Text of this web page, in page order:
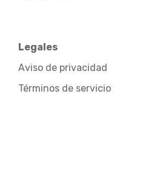
Legales
Aviso de privacidad
Términos de servicio